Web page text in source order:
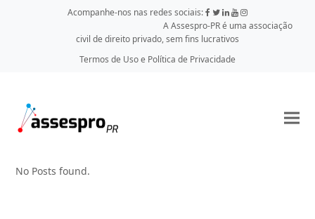
Acompanhe-nos nas redes sociais:
A Assespro-PR é uma associação
civil de direito privado, sem fins lucrativos
Termos de Uso e Política de Privacidade
No Posts found.